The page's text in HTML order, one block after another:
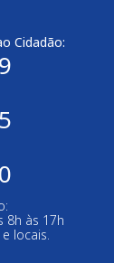
Cidadão:
8h às 17h
locais.